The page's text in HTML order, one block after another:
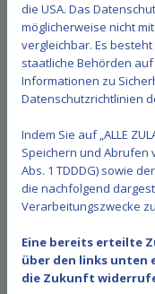
Previous
Next
Previous
Next
die USA. Das
möglicherweise nicht
vergleichbar. Es
staatliche Behörden
Informationen zu
Datenschutzrichtlinien
Indem Sie auf „ALLE
Speichern und Abrufen
Abs. 1 TDDDG) sowie
die nachfolgend
Verarbeitungszwecke zu
Eine bereits erteilte
über den links
die Zukunft